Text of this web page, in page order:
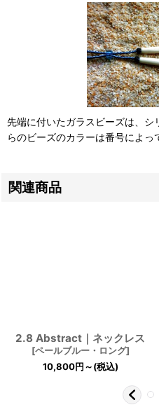
先端に付いたガラスビーズは、
らのビーズのカラーは番号によっ
関連商品
2.8 Abstract｜ネックレス
[ペールブルー・ロング]
10,800円～(税込)